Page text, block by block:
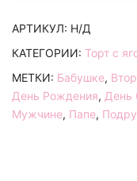
АРТИКУЛ: Н/Д
КАТЕГОРИИ: Торт с
МЕТКИ: Бабушке,
День Рождения, День
Мужчине, Папе,